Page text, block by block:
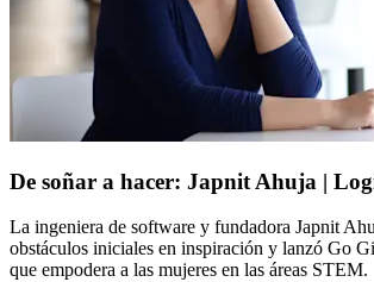
De soñar a hacer: Japnit Ahuja |
La ingeniera de software y fundadora Japnit
obstáculos iniciales en inspiración y lanzó Go
que empodera a las mujeres en las áreas STEM.